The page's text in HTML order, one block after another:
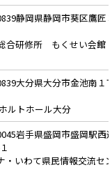
静岡県静岡市葵区鷹匠
合研修所 もくせい会館
大分県大分市金池南１
ルトホール大分
岩手県盛岡市盛岡駅西
・いわて県民情報交流セ